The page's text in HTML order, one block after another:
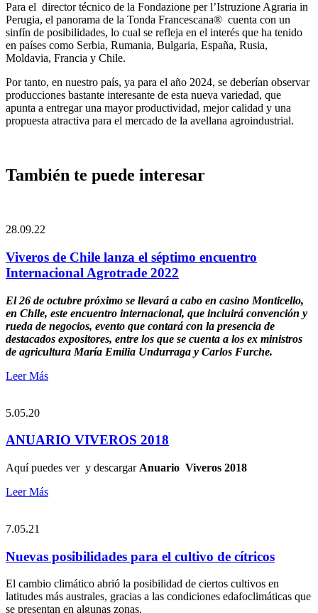
Para el director técnico de la Fondazione per l’Istruzione Agraria in
Perugia, el panorama de la Tonda Francescana® cuenta con un
sinfín de posibilidades, lo cual se refleja en el interés que ha tenido
en países como Serbia, Rumania, Bulgaria, España, Rusia,
Moldavia, Francia y Chile.
Por tanto, en nuestro país, ya para el año 2024, se deberían observar
producciones bastante interesante de esta nueva variedad, que
apunta a entregar una mayor productividad, mejor calidad y una
propuesta atractiva para el mercado de la avellana agroindustrial.
También te puede interesar
28.09.22
Viveros de Chile lanza el séptimo encuentro
Internacional Agrotrade 2022
El 26 de octubre próximo se llevará a cabo en casino Monticello,
en Chile, este encuentro internacional, que incluirá convención y
rueda de negocios, evento que contará con la presencia de
destacados expositores, entre los que se cuenta a los ex ministros
de agricultura María Emilia Undurraga y Carlos Furche.
Leer Más
5.05.20
ANUARIO VIVEROS 2018
Aquí puedes ver y descargar Anuario Viveros 2018
Leer Más
7.05.21
Nuevas posibilidades para el cultivo de cítricos
El cambio climático abrió la posibilidad de ciertos cultivos en
latitudes más australes, gracias a las condiciones edafoclimáticas que
se presentan en algunas zonas.